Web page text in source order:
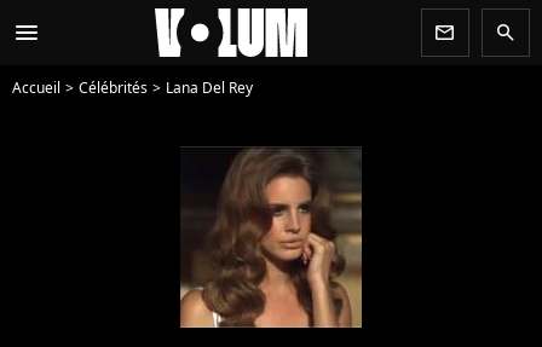
menu newsletter search
Accueil Célébrités Lana Del Rey